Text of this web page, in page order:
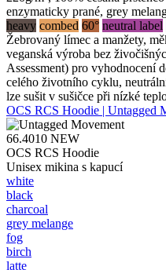
enzymaticky prané, grey
heavy combed 60° neutral label
Žebrovaný límec a manžety,
veganská výroba bez
Assessment) pro vyhodnocení
celého životního cyklu,
lze sušit v sušičce při nízké
OCS RCS Hoodie | Untagged
66.4010 NEW
OCS RCS Hoodie
Unisex mikina s kapucí
white
black
charcoal
grey melange
fog
birch
latte